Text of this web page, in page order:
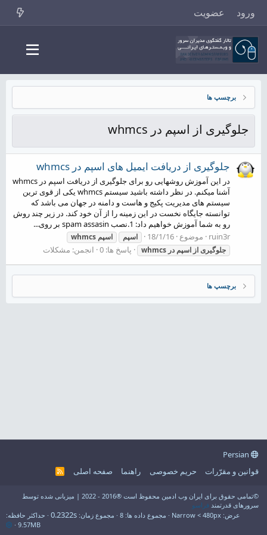
ورود عضویت
برچسپ ها
جلوگیری از اسپم در whmcs
جلوگیری از دریافت ایمیل های اسپم در whmcs
در این آموزش روشهایی رو برای جلوگیری از دریافت اسپم در whmcs
آشنا میکنم. در نظر داشته باشید سیستم whmcs یکی از قوی ترین
سیستم های مدیریت پکیج و هاست و دامنه در جهان می باشد که
توانسته جایگاه نخست در این زمینه را از آن خود کند. در زیر چند روش
رو به شما آموزش خواهیم داد: 1.نصب spam assasin بر روی...
ruin3r
موضوع 18/1/16 اسپم اسپم whmcs
جلوگیریاز اسپم در whmcs پاسخ ها: 0 انجمن: مشکلات
برچسپ ها
قوانین و مقرّرات
حریم خصوصی راهنما صفحه اصلی
R
©تمامی حقوق برای ایران وب ادمین محفوظ است ®2016 - 2022 | میزبانی شده توسط
سرورهای قدرتمند فراسو
عرض
مجموع داده ها 8 مجموع زمان 0.2322s
حداکثر حافظه
9.57MB